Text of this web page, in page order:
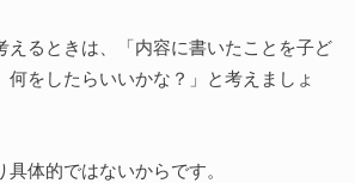
えるときは、「内容に書いたことを子ど
何をしたらいいかな？」と考えましょ
具体的ではないからです。